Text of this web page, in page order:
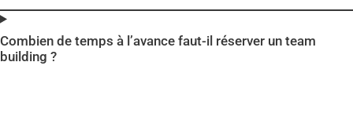
Combien de temps à l’avance faut-il réserver un team
building ?